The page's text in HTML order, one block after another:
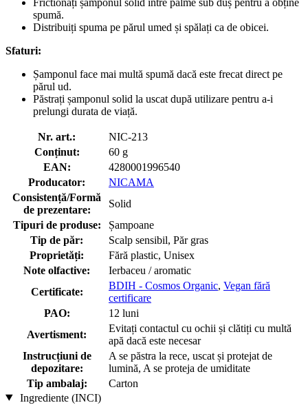
spumă.
Distribuiți spuma pe părul umed și spălați ca de obicei.
Sfaturi:
Șamponul face mai multă spumă dacă este frecat direct pe
părul ud.
Păstrați șamponul solid la uscat după utilizare pentru a-i
prelungi durata de viață.
Nr. art.:
NIC-213
Conținut:
60 g
EAN:
4280001996540
Producator:
NICAMA
Consistență/Formă
de prezentare:
Solid
Tipuri de produse:
Șampoane
Tip de păr:
Scalp sensibil, Păr gras
Proprietăți:
Fără plastic, Unisex
Note olfactive:
Ierbaceu / aromatic
Certificate:
BDIH - Cosmos Organic, Vegan fără
certificare
PAO:
12 luni
Avertisment:
Evitați contactul cu ochii și clătiți cu multă
apă dacă este necesar
Instrucțiuni de
depozitare:
A se păstra la rece, uscat și protejat de
lumină, A se proteja de umiditate
Tip ambalaj:
Carton
Ingrediente (INCI)